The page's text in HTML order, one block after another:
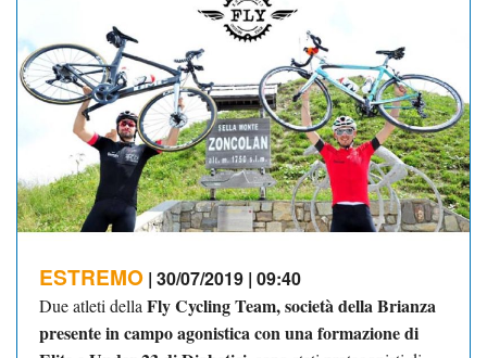
NEWSLETTER
ESTREMO | 30/07/2019 | 09:40
Due atleti della Fly Cycling Team, società della Brianza
presente in campo agonistica con una formazione di